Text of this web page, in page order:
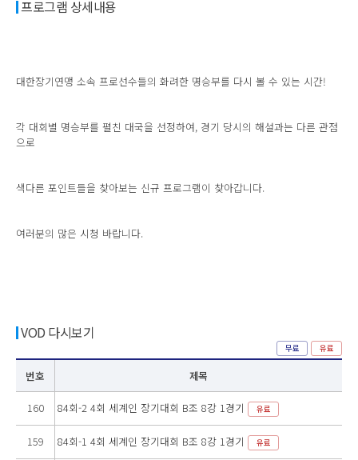
프로그램 상세내용
대한장기연맹 소속 프로선수들의 화려한 명승부를 다시 볼 수 있는 시간!
각 대회별 명승부를 펼친 대국을 선정하여, 경기 당시의 해설과는 다른 관점
으로
색다른 포인트들을 찾아보는 신규 프로그램이 찾아갑니다.
여러분의 많은 시청 바랍니다.
VOD 다시보기
번호 제목
160 84회-2 4회 세계인 장기대회 B조 8강 1경기 유료
159 84회-1 4회 세계인 장기대회 B조 8강 1경기 유료
무료 유료